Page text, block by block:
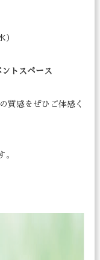
）
トスペース
質感をぜひご体感く
。